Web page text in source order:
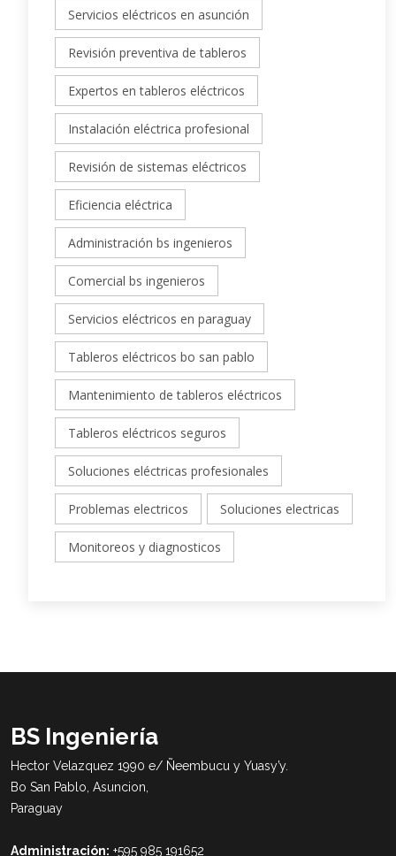
Servicios eléctricos en asunción
Revisión preventiva de tableros
Expertos en tableros eléctricos
Instalación eléctrica profesional
Revisión de sistemas eléctricos
Eficiencia eléctrica
Administración bs ingenieros
Comercial bs ingenieros
Servicios eléctricos en paraguay
Tableros eléctricos bo san pablo
Mantenimiento de tableros eléctricos
Tableros eléctricos seguros
Soluciones eléctricas profesionales
Problemas electricos Soluciones electricas
Monitoreos y diagnosticos
BS Ingeniería
Hector Velazquez 1990 e/ Ñeembucu y Yuasy’y.
Bo San Pablo, Asuncion,
Paraguay
Administración: +595 985 191652